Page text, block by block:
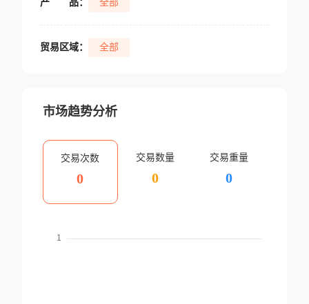
产 品： 全部
贸易区域： 全部
市场趋势分析
交易次数
0
交易数量
0
交易重量
0